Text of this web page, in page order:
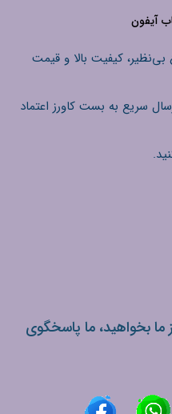
آیفون
کیفیت بالا و قیمت
سریع به بست کاورز اعتماد
ما بخواهید، ما پاسخگوی